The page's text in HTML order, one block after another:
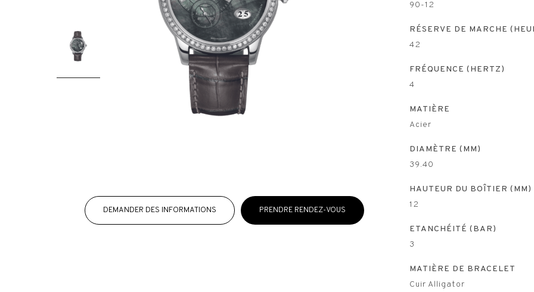
DEMANDER DES INFORMATIONS PRENDRE RENDEZ-VOUS
90-12
RÉSERVE DE MARCHE
42
FRÉQUENCE (HERTZ)
4
MATIÈRE
Acier
DIAMÈTRE (MM)
39.40
HAUTEUR DU BOÎTIER (MM)
12
ETANCHÉITÉ (BAR)
3
MATIÈRE DE BRACELET
Cuir Alligator